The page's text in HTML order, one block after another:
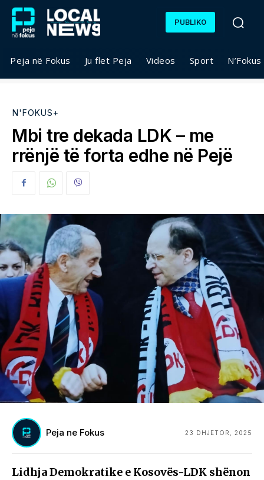
PUBLIKO
Peja në Fokus Ju flet Peja Videos Sport
N'FOKUS+
Mbi tre dekada LDK – me
rrënjë të forta edhe në Pejë
Peja ne Fokus 23 DHJETOR, 2025
Lidhja Demokratike e Kosovës-LDK shënon